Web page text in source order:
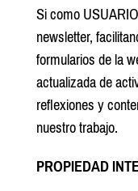
Si como
newsletter,
formularios de la
actualizada de
reflexiones y
nuestro trabajo.
PROPIEDAD